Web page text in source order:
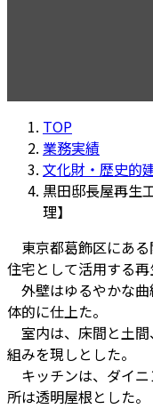
TOP
業務実績
文化財・歴史的
黒田邸長屋再生
理】
東京都葛飾区にあ
住宅として活用する
外壁はゆるやかな
体的に仕上た。
室内は、床間と土
組みを現しとした。
キッチンは、ダイ
所は透明屋根とした。